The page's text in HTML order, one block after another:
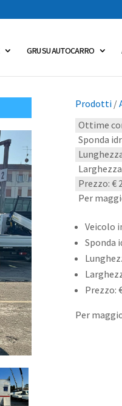
GRU SU AUTOCARRO
Prodotti/
Ottime
Sponda
Prezzo: €
Per
Veicolo
Sponda
Prezzo:
Per